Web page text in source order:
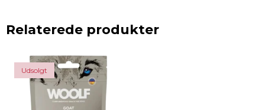
Relaterede produkter
Udsolgt